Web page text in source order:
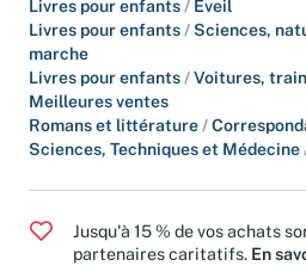
Livres pour enfants/ Eveil
Livres pour enfants/Sciences,
marche
Livres pour enfants/Voitures,
Meilleures ventes
Romans et littérature/
Sciences, Techniques et Médecine
Jusqu'à 15 % de vos achats
partenaires caritatifs. En